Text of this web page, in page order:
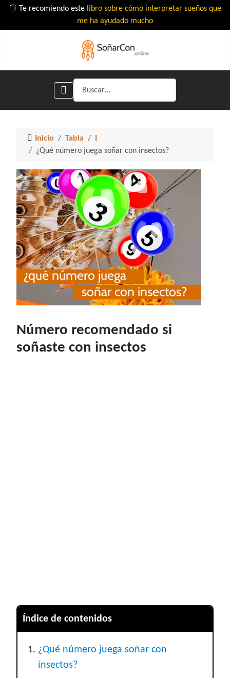
📘 Te recomiendo este libro sobre cómo interpretar sueños que
me ha ayudado mucho
Buscar
Inicio Tabla
¿Qué número juega soñar con insectos?
Número recomendado si
soñaste con insectos
Índice de contenidos
¿Qué número juega soñar con
insectos?